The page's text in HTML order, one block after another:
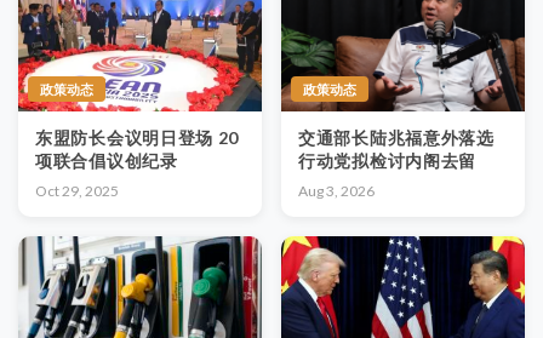
政策动态
东盟防长会议明日登场 20
项联合倡议创纪录
Oct 29, 2025
政策动态
交通部长陆兆福意外落选
行动党拟检讨内阁去留
Aug 3, 2026